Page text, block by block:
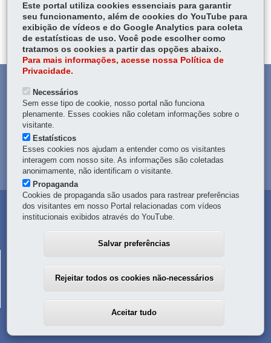
bo
ok
Tw
itt
er
ts
Ap
p
Voltar Início Imprimir Baixar
MAPA DO SITE
OUVIDORIA
TRANSPARÊNCIA INSTITUCIONAL
R. Nunes Machado, 100- 80250-000-Curitiba-PR
41 3351-2000
Este portal utiliza cookies essenciais para garantir
seu funcionamento, além de cookies do YouTube para
exibição de vídeos e do Google Analytics para coleta
de estatísticas de uso. Você pode escolher como
tratamos os cookies a partir das opções abaixo.
Para mais informações, acesse nossa Política de
Privacidade.
Necessários
Sem esse tipo de cookie, nosso portal não funciona
plenamente. Esses cookies não coletam informações sobre o
visitante.
Estatísticos
Esses cookies nos ajudam a entender como os visitantes
interagem com nosso site. As informações são coletadas
anonimamente, não identificam o visitante.
Propaganda
Cookies de propaganda são usados para rastrear preferências
dos visitantes em nosso Portal relacionadas com vídeos
institucionais exibidos através do YouTube.
Salvar preferências
Rejeitar todos os cookies não-necessários
Aceitar tudo